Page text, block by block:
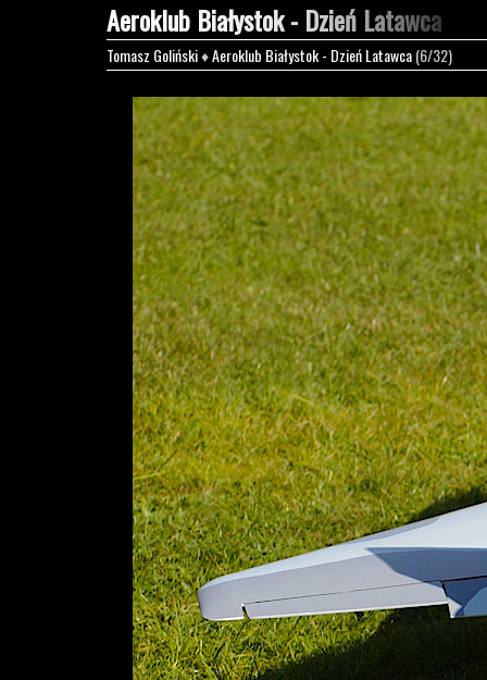
Aeroklub Białystok - Dzień Latawca
Tomasz Goliński♦Aeroklub Białystok - Dzień Latawca(6/32)